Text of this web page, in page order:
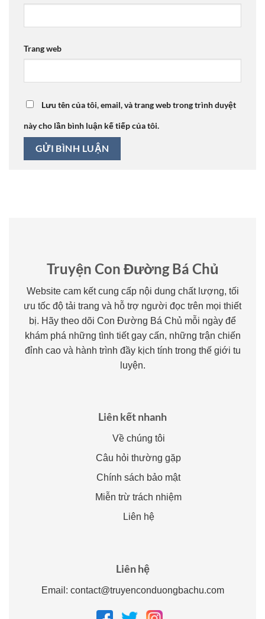
Trang web
Lưu tên của tôi, email, và trang web trong trình duyệt
này cho lần bình luận kế tiếp của tôi.
Truyện Con Đường Bá Chủ
Website cam kết cung cấp nội dung chất lượng, tối
ưu tốc độ tải trang và hỗ trợ người đọc trên mọi thiết
bị. Hãy theo dõi Con Đường Bá Chủ mỗi ngày để
khám phá những tình tiết gay cấn, những trận chiến
đỉnh cao và hành trình đầy kịch tính trong thế giới tu
luyện.
Liên kết nhanh
Về chúng tôi
Câu hỏi thường gặp
Chính sách bảo mật
Miễn trừ trách nhiệm
Liên hệ
Liên hệ
Email: contact@truyenconduongbachu.com